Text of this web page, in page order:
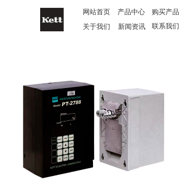
网站首页 产品中心
购买产品
关于我们
新闻资讯 联系我们